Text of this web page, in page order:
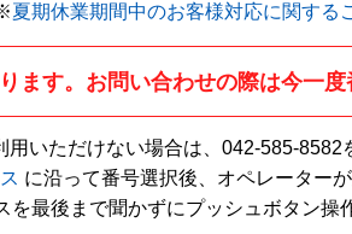
夏期休業期間中のお客様対応に関する
ます。お問い合わせの際は今一度
用いただけない場合は、 042-585-8582
に沿って番号選択後、オペレーター
を最後まで聞かずにプッシュボタン操